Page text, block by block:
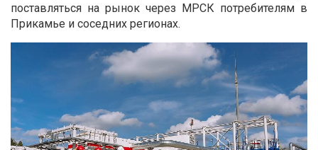
поставляться на рынок через МРСК потребителям в
Прикамье и соседних регионах.